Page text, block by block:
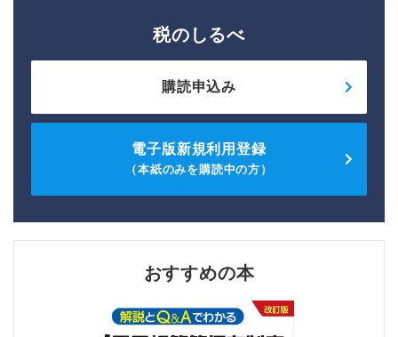
税のしるべ
購読申込み
電子版新規利用登録
（本紙のみを購読中の方）
おすすめの本